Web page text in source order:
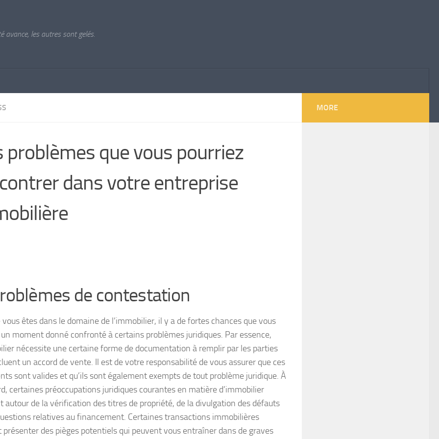
avance, les autres sont gelés.
problèmes que vous pourriez
dans votre entreprise
de contestation
vous êtes dans le domaine de l’immobilier, il y a de fortes chances que vous
moment donné confronté à certains problèmes juridiques. Par essence,
nécessite une certaine forme de documentation à remplir par les parties
un accord de vente. Il est de votre responsabilité de vous assurer que ces
sont valides et qu’ils sont également exempts de tout problème juridique. À
certaines préoccupations juridiques courantes en matière d’immobilier
autour de la vérification des titres de propriété, de la divulgation des défauts
relatives au financement. Certaines transactions immobilières
présenter des pièges potentiels qui peuvent vous entraîner dans de graves
MORE